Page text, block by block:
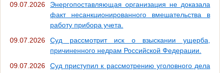
09.07.2026
Энергопоставляющая организация не доказала
факт несанкционированного вмешательства в
работу прибора учета.
09.07.2026
Суд рассмотрит иск о взыскании ущерба,
причиненного недрам Российской Федерации.
09.07.2026
Суд приступил к рассмотрению уголовного дела